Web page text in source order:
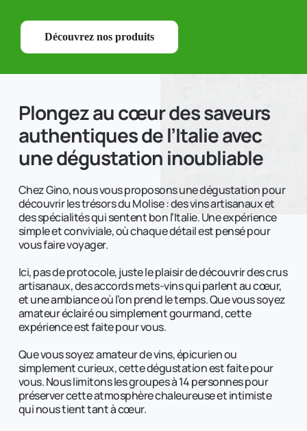
Découvrez nos produits
Plongez au cœur des saveurs
authentiques de l’Italie avec
une dégustation inoubliable
Chez Gino, nous vous proposons une dégustation pour
découvrir les trésors du Molise : des vins artisanaux et
des spécialités qui sentent bon l’Italie. Une expérience
simple et conviviale, où chaque détail est pensé pour
vous faire voyager.
Ici, pas de protocole, juste le plaisir de découvrir des crus
artisanaux, des accords mets-vins qui parlent au cœur,
et une ambiance où l’on prend le temps. Que vous soyez
amateur éclairé ou simplement gourmand, cette
expérience est faite pour vous.
Que vous soyez amateur de vins, épicurien ou
simplement curieux, cette dégustation est faite pour
vous. Nous limitons les groupes à 14 personnes pour
préserver cette atmosphère chaleureuse et intimiste
qui nous tient tant à cœur.